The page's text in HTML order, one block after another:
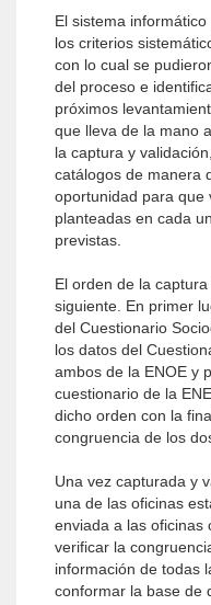
El sistema
los criterios
con lo cual se
del proceso e
próximos
que lleva de la mano
la captura y
catálogos de manera
oportunidad para que
planteadas en cada
previstas.
El orden de la
siguiente. En primer
del Cuestionario
los datos del
ambos de la ENOE y
cuestionario de la
dicho orden con la
congruencia de los
Una vez capturada y
una de las oficinas
enviada a las oficinas
verificar la
información de todas
conformar la base de